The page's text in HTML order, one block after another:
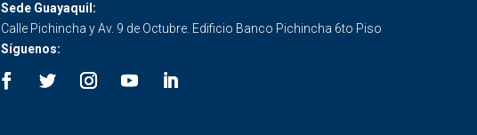
Sede Guayaquil:
Calle Pichincha y Av. 9 de Octubre. Edificio Banco Pichincha 6to Piso
Síguenos: